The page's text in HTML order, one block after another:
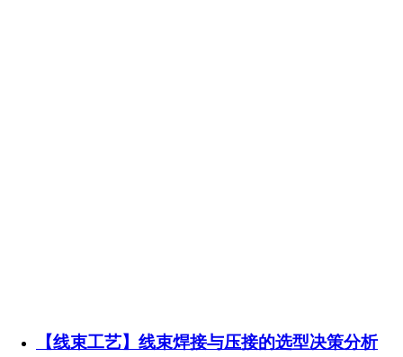
【线束工艺】线束焊接与压接的选型决策分析